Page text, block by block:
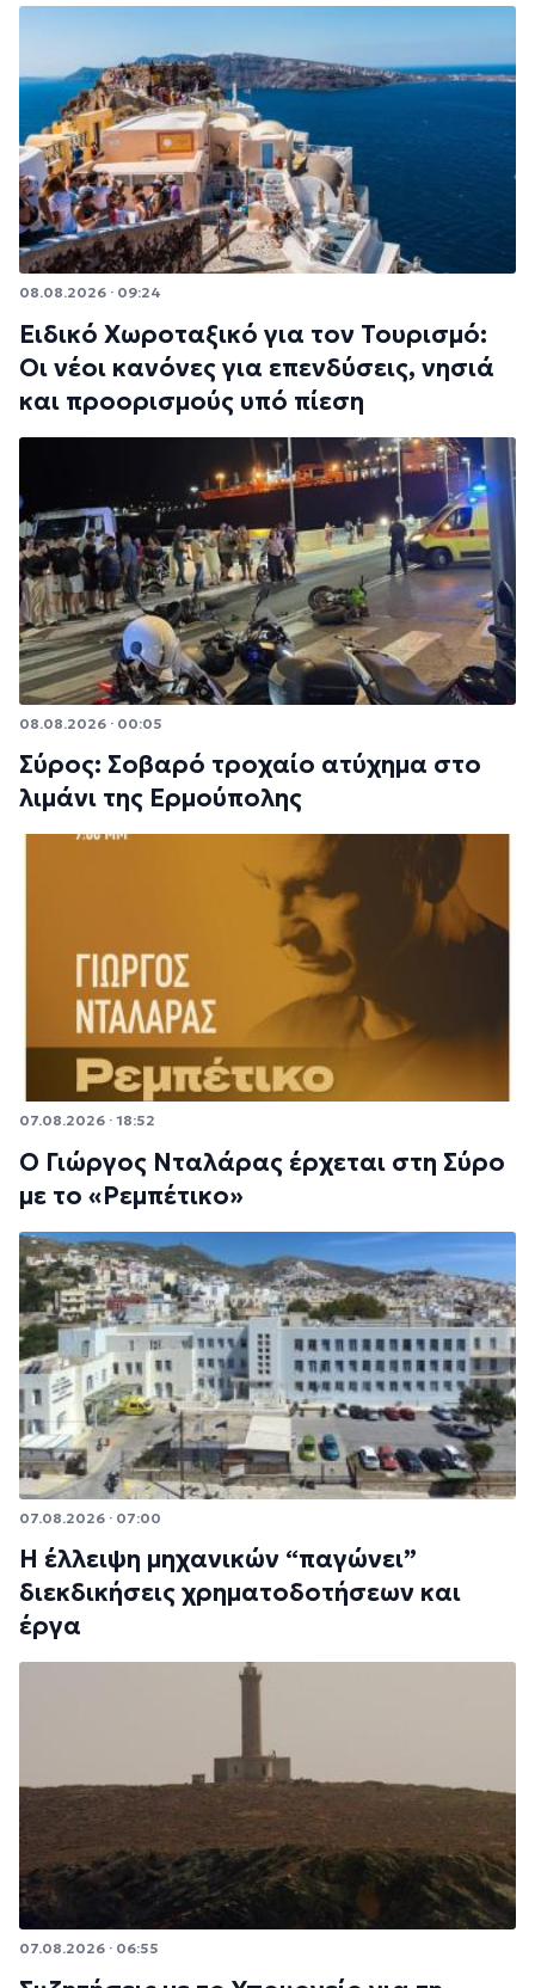
08.08.2026 · 09:24
Ειδικό Χωροταξικό για τον Τουρισμό:
Οι νέοι κανόνες για επενδύσεις, νησιά
και προορισμούς υπό πίεση
08.08.2026 · 00:05
Σύρος: Σοβαρό τροχαίο ατύχημα στο
λιμάνι της Ερμούπολης
07.08.2026 · 18:52
Ο Γιώργος Νταλάρας έρχεται στη Σύρο
με το «Ρεμπέτικο»
07.08.2026 · 07:00
Η έλλειψη μηχανικών “παγώνει”
διεκδικήσεις χρηματοδοτήσεων και
έργα
07.08.2026 · 06:55